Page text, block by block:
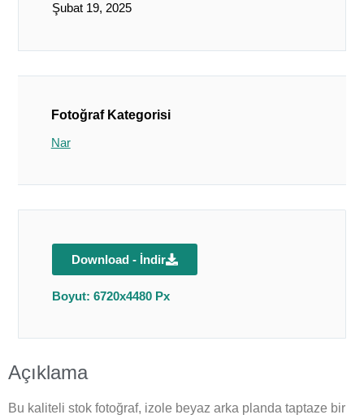
Şubat 19, 2025
Fotoğraf Kategorisi
Nar
Download - İndir
Boyut: 6720x4480 Px
Açıklama
Bu kaliteli stok fotoğraf, izole beyaz arka planda taptaze bir